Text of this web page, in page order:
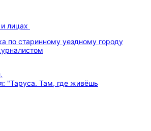
лицах
по старинному уездному городу